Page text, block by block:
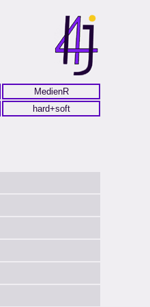
MedienR
hard+soft